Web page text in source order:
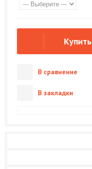
Купить
В сравнение
В закладки